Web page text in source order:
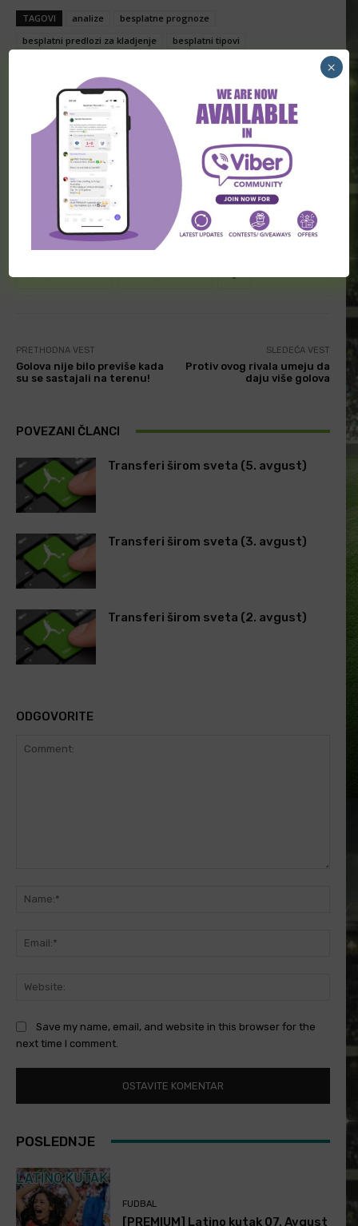
TAGOVI analize
besplatne prognoze
besplatni predlozi za kladjenje
besplatni tipovi
kladionica prognoze
klađenje
predlozi za kladjenje
prognoze
prognoze utakmica za danas
Regionalliga East (Austrija)
siguran tip
siguran tip danas
sportske novosti
sportske prognoze tiket
tiket dana
tip dana tipovi
tipovi 1×2
tipovi dana
tipovi za kladjenje Wiener Sport-Club x2
PRETHODNA VEST
Golova nije bilo previše kada
su se sastajali na terenu!
SLEDEĆA VEST
Protiv ovog rivala umeju da
daju više golova
POVEZANI ČLANCI
Transferi širom sveta (5. avgust)
Transferi širom sveta (3. avgust)
Transferi širom sveta (2. avgust)
ODGOVORITE
Save my name, email, and website in this browser for the
next time I comment.
POSLEDNJE
FUDBAL
[PREMIUM] Latino kutak 07. Avgust
×